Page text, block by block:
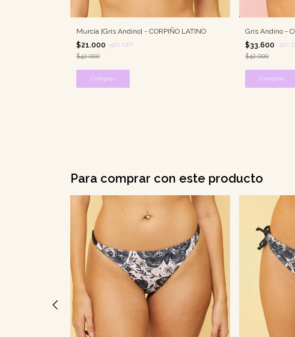
Murcia [Gris Andino] - CORPIÑO LATINO
$21.000 -50% OFF
$42.000
Comprar
Gris Andino -
$33.600 -20%
$42.000
Comprar
Para comprar con este producto